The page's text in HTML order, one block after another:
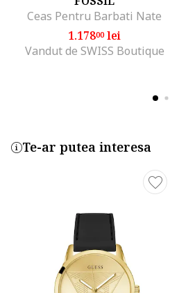
Ceas Pentru Barbati Nate
1.17800lei
Vandut de SWISS Boutique
Te-ar putea interesa